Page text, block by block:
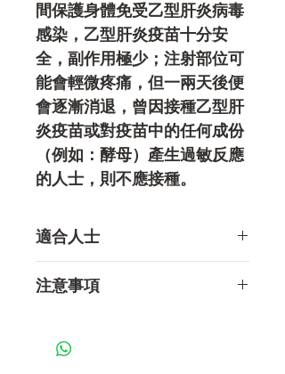
間保護身體免受乙型肝炎病毒
感染，乙型肝炎疫苗十分安
全，副作用極少；注射部位可
能會輕微疼痛，但一兩天後便
會逐漸消退，曾因接種乙型肝
炎疫苗或對疫苗中的任何成份
（例如：酵母）產生過敏反應
的人士，則不應接種。
適合人士
肝炎疫苗：
慢性乙型肝炎患者的家庭成
注意事項
疫苗，完成接種第一劑後一個